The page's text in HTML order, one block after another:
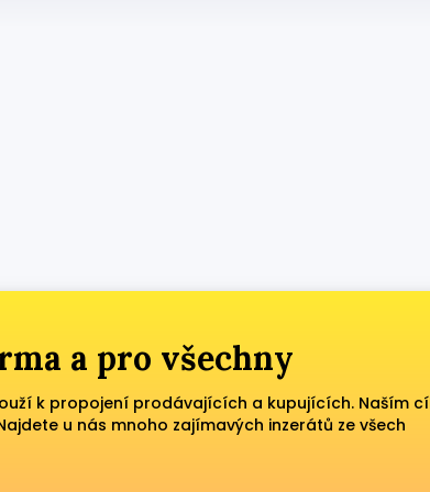
a pro všechny
k propojení prodávajících a kupujících. Naším
u nás mnoho zajímavých inzerátů ze všech